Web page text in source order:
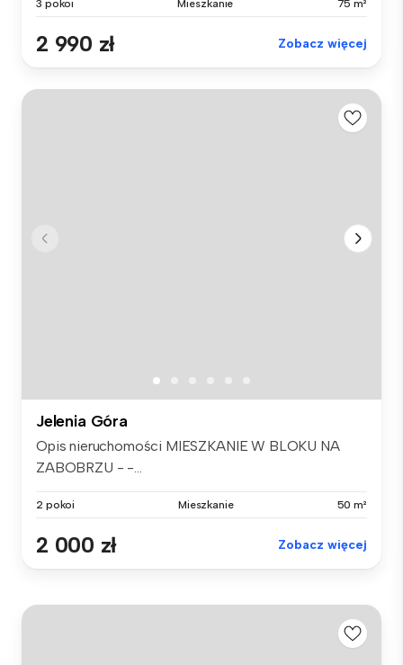
3 pokoi Mieszkanie 75 m²
2 990 zł Zobacz więcej
Jelenia Góra
Opis nieruchomości MIESZKANIE W BLOKU NA
ZABOBRZU - -...
2 pokoi Mieszkanie 50 m²
2 000 zł Zobacz więcej